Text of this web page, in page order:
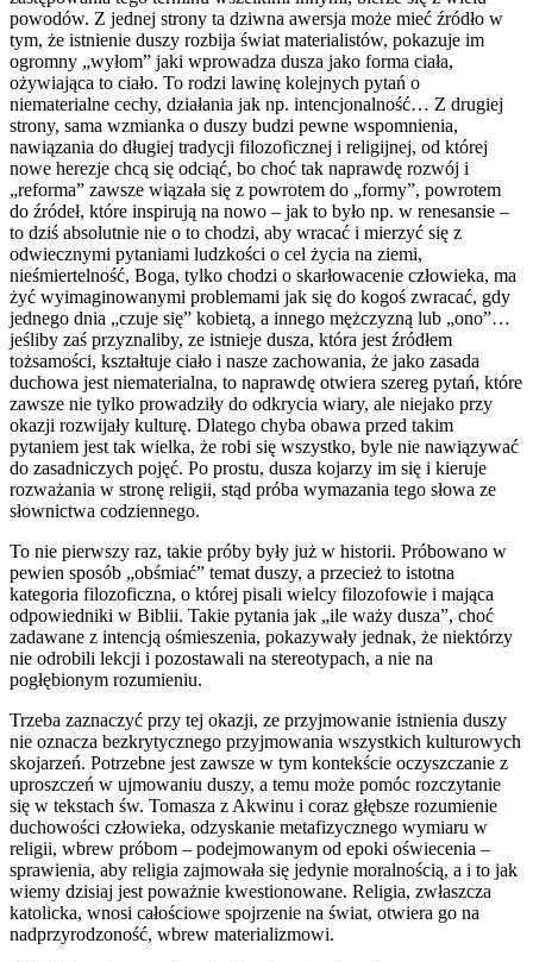
powodów. Z jednej strony ta dziwna awersja może mieć źródło w
tym, że istnienie duszy rozbija świat materialistów, pokazuje im
ogromny „wyłom” jaki wprowadza dusza jako forma ciała,
ożywiająca to ciało. To rodzi lawinę kolejnych pytań o
niematerialne cechy, działania jak np. intencjonalność… Z drugiej
strony, sama wzmianka o duszy budzi pewne wspomnienia,
nawiązania do długiej tradycji filozoficznej i religijnej, od której
nowe herezje chcą się odciąć, bo choć tak naprawdę rozwój i
„reforma” zawsze wiązała się z powrotem do „formy”, powrotem
do źródeł, które inspirują na nowo – jak to było np. w renesansie –
to dziś absolutnie nie o to chodzi, aby wracać i mierzyć się z
odwiecznymi pytaniami ludzkości o cel życia na ziemi,
nieśmiertelność, Boga, tylko chodzi o skarłowacenie człowieka, ma
żyć wyimaginowanymi problemami jak się do kogoś zwracać, gdy
jednego dnia „czuje się” kobietą, a innego mężczyzną lub „ono”…
jeśliby zaś przyznaliby, ze istnieje dusza, która jest źródłem
tożsamości, kształtuje ciało i nasze zachowania, że jako zasada
duchowa jest niematerialna, to naprawdę otwiera szereg pytań, które
zawsze nie tylko prowadziły do odkrycia wiary, ale niejako przy
okazji rozwijały kulturę. Dlatego chyba obawa przed takim
pytaniem jest tak wielka, że robi się wszystko, byle nie nawiązywać
do zasadniczych pojęć. Po prostu, dusza kojarzy im się i kieruje
rozważania w stronę religii, stąd próba wymazania tego słowa ze
słownictwa codziennego.
To nie pierwszy raz, takie próby były już w historii. Próbowano w
pewien sposób „obśmiać” temat duszy, a przecież to istotna
kategoria filozoficzna, o której pisali wielcy filozofowie i mająca
odpowiedniki w Biblii. Takie pytania jak „ile waży dusza”, choć
zadawane z intencją ośmieszenia, pokazywały jednak, że niektórzy
nie odrobili lekcji i pozostawali na stereotypach, a nie na
pogłębionym rozumieniu.
Trzeba zaznaczyć przy tej okazji, ze przyjmowanie istnienia duszy
nie oznacza bezkrytycznego przyjmowania wszystkich kulturowych
skojarzeń. Potrzebne jest zawsze w tym kontekście oczyszczanie z
uproszczeń w ujmowaniu duszy, a temu może pomóc rozczytanie
się w tekstach św. Tomasza z Akwinu i coraz głębsze rozumienie
duchowości człowieka, odzyskanie metafizycznego wymiaru w
religii, wbrew próbom – podejmowanym od epoki oświecenia –
sprawienia, aby religia zajmowała się jedynie moralnością, a i to jak
wiemy dzisiaj jest poważnie kwestionowane. Religia, zwłaszcza
katolicka, wnosi całościowe spojrzenie na świat, otwiera go na
nadprzyrodzoność, wbrew materializmowi.